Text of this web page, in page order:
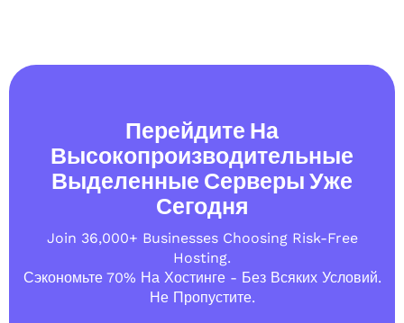
Перейдите На
Высокопроизводительные
Выделенные Серверы Уже
Сегодня
Join 36,000+ Businesses Choosing Risk-Free
Hosting.
Сэкономьте 70% На Хостинге - Без Всяких Условий.
Не Пропустите.